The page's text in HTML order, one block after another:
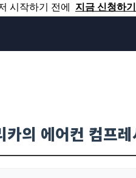
시작하기 전에 지금 신청하
교환
의 에어컨 컴프